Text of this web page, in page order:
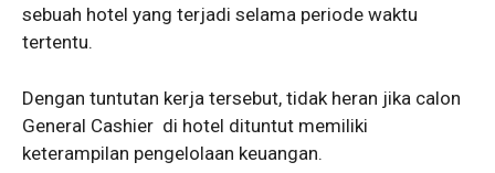
sebuah hotel yang terjadi selama periode waktu
tertentu.
Dengan tuntutan kerja tersebut, tidak heran jika calon
General Cashier di hotel dituntut memiliki
keterampilan pengelolaan keuangan.